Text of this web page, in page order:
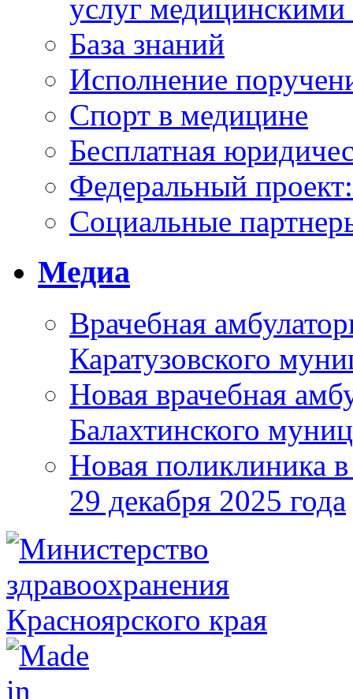
услуг
База знаний
Исполнение
Спорт в медицине
Бесплатная
Федеральный
Социальные
Медиа
Врачебная
Каратузовского
Новая врачебная
Балахтинского
Новая поликлиника
29 декабря 2025 года